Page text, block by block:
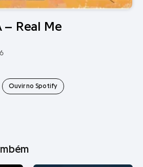
– Real Me
Ouvir no Spotify